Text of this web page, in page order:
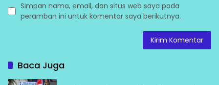
Simpan nama, email, dan situs web saya pada
peramban ini untuk komentar saya berikutnya.
Baca Juga